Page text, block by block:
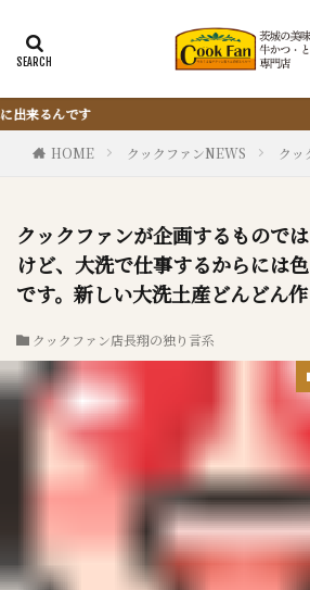
HOME クックファンNEWS クッ
クックファンが企画するもので
けど、大洗で仕事するからには
です。新しい大洗土産どんどん
クックファン店長翔の独り言系